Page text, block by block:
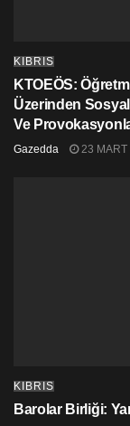
KIBRIS
KTOEÖS:
Üzerinden
Ve
Gazedda 23 MART
KIBRIS
Barolar Birliği: